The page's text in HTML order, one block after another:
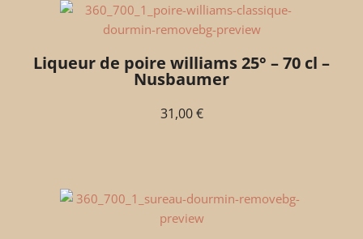
Liqueur de poire williams 25° – 70 cl –
Nusbaumer
31,00€